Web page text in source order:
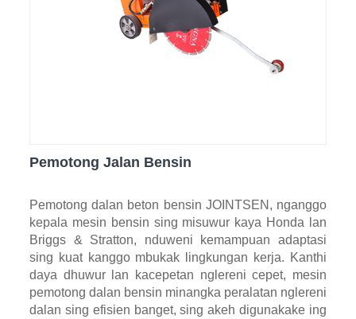
Pemotong Jalan Bensin
Pemotong dalan beton bensin JOINTSEN, nganggo
kepala mesin bensin sing misuwur kaya Honda lan
Briggs & Stratton, nduweni kemampuan adaptasi
sing kuat kanggo mbukak lingkungan kerja. Kanthi
daya dhuwur lan kacepetan nglereni cepet, mesin
pemotong dalan bensin minangka peralatan nglereni
dalan sing efisien banget, sing akeh digunakake ing